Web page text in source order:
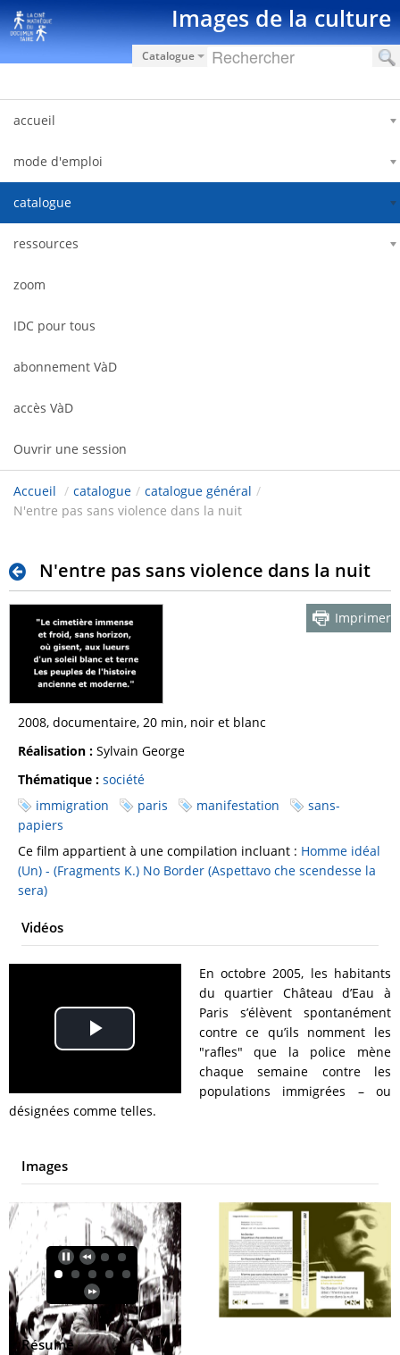
Saut au contenu Images de la culture
Catalogue
accueil
mode d'emploi
catalogue
ressources
zoom
IDC pour tous
abonnement VàD
accès VàD
Ouvrir une session
Accueil / catalogue / catalogue général /
N'entre pas sans violence dans la nuit
N'entre pas sans violence dans la nuit
Imprimer
2008, documentaire, 20 min, noir et blanc
Réalisation : Sylvain George
Thématique : société
immigration
paris manifestation
sans-
papiers
Ce film appartient à une compilation incluant : Homme idéal
(Un) - (Fragments K.) No Border (Aspettavo che scendesse la
sera)
Vidéos
Play
Video
En octobre 2005, les habitants
du quartier Château d’Eau à
Paris s’élèvent spontanément
contre ce qu’ils nomment les
"rafles" que la police mène
chaque semaine contre les
populations immigrées – ou
désignées comme telles.
Images
Résumé